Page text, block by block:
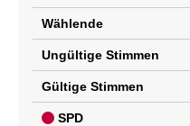
Wählende
Ungültige Stimmen
Gültige Stimmen
SPD